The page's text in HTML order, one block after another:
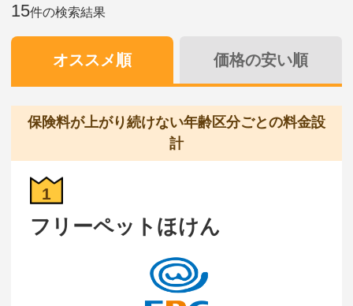
15件の検索結果
オススメ順 価格の安い順
保険料が上がり続けない年齢区分ごとの料金設
計
1
フリーペットほけん